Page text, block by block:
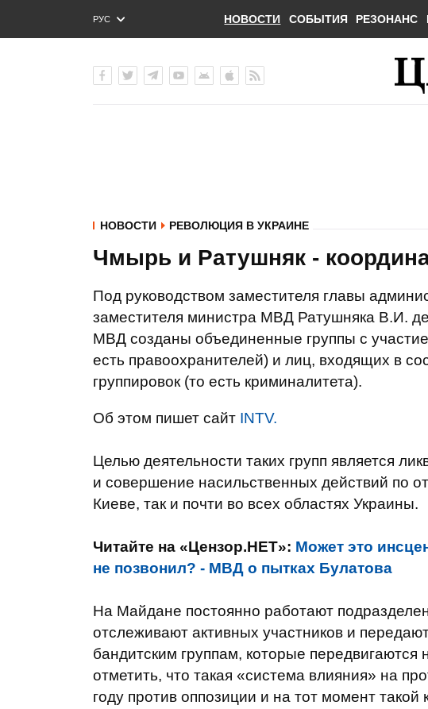
РУС
ENG
НОВОСТИ СОБЫТИЯ РЕЗОНАНС
НОВОСТИ РЕВОЛЮЦИЯ В УКРАИНЕ
Чмырь и Ратушняк -
Под руководством заместителя главы
заместителя министра МВД Ратушняка В.И.
МВД созданы объединенные группы с
есть правоохранителей) и лиц, входящих в
группировок (то есть криминалитета).
Об этом пишет сайт INTV.
Целью деятельности таких групп является
и совершение насильственных действий по
Киеве, так и почти во всех областях Украины.
Читайте на «Цензор.НЕТ»: Может это
не позвонил? - МВД о пытках Булатова
На Майдане постоянно работают
отслеживают активных участников и
бандитским группам, которые
отметить, что такая «система влияния» на
году против оппозиции и на тот момент